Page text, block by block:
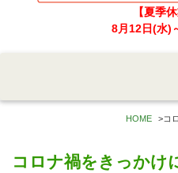
【夏季
8月12日(水)
HOME >コ
コロナ禍をきっかけ